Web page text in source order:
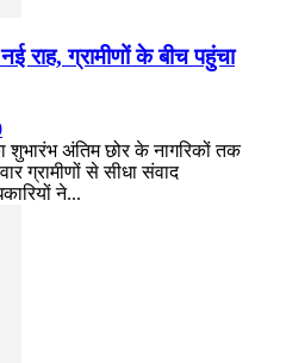
राह, ग्रामीणों के बीच पहुंचा
शुभारंभ अंतिम छोर के नागरिकों तक
ग्रामीणों से सीधा संवाद
ने...